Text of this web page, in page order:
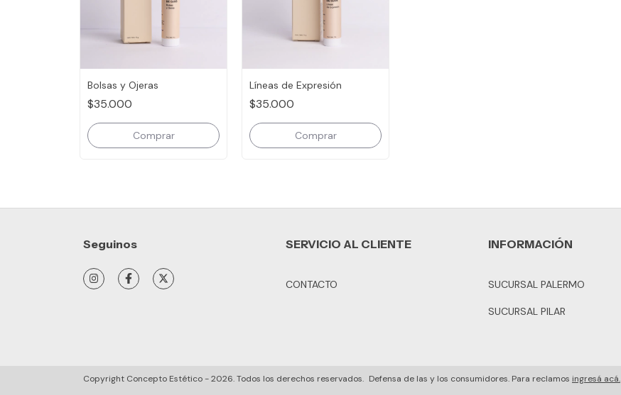
Bolsas y Ojeras
$35.000
Líneas de Expresión
$35.000
Seguinos SERVICIO AL CLIENTE
CONTACTO
INFORMACIÓN
SUCURSAL PALERMO
SUCURSAL PILAR
Copyright Concepto Estético - 2026. Todos los derechos reservados. Defensa de las y los consumidores. Para reclamos ingresá acá.